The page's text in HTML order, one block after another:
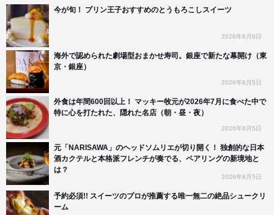
今が旬！ プリン王子おすすめのとうもろこしスイーツ
2026年8月6日
海外で認められた劇場型おまかせ寿司。銀座で新たな幕開け（東
京・銀座）
2026年8月5日
外食は年間600回以上！ マッキー牧元が2026年7月に食べた中で
特に心を打たれた、隠れた名店（朝・昼・夜）
2026年8月5日
元「NARISAWA」のヘッドソムリエが切り開く！ 独創的な日本
酒カクテルと本格派フレンチが奏でる、ペアリングの新境地と
は？
2026年8月5日
予約必須!! スイーツのプロが推薦する唯一無二の絶品シュークリ
ーム